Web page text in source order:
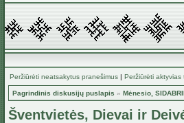
Peržiūrėti neatsakytus pranešimus | Peržiūrėti aktyvias
Pagrindinis diskusijų puslapis » Mėnesio,
Šventvietės, Dievai ir